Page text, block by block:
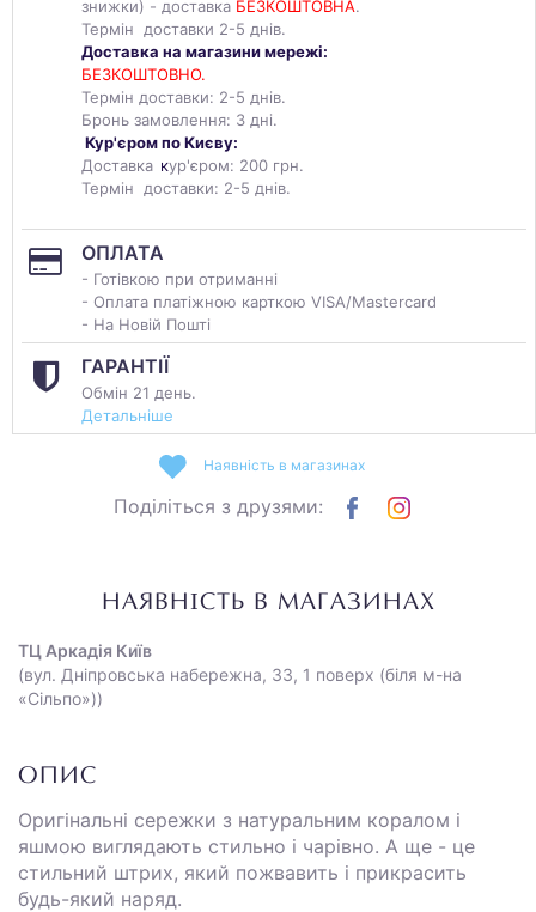
знижки) - доставка БЕЗКОШТОВНА.
Термін доставки 2-5 днів.
Доставка на магазини мережі:
БЕЗКОШТОВНО.
Термін доставки: 2-5 днів.
Бронь замовлення: 3 дні.
Кур'єром по Києву:
Доставка кур'єром: 200 грн.
Термін доставки: 2-5 днів.
ОПЛАТА
- Готівкою при отриманні
- Оплата платіжною карткою VISA/Mastercard
- На Новій Пошті
ГАРАНТІЇ
Обмін 21 день.
Детальніше
Наявність в магазинах
Поділіться з друзями:
НАЯВНІСТЬ В МАГАЗИНАХ
ТЦ Аркадія Київ
(вул. Дніпровська набережна, 33, 1 поверх (біля м-на
«Сільпо»))
ОПИС
Оригінальні сережки з натуральним коралом і
яшмою виглядають стильно і чарівно. А ще - це
стильний штрих, який пожвавить і прикрасить
будь-який наряд.